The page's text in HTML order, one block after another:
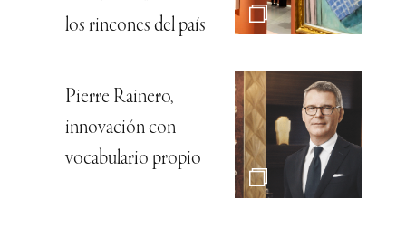
los rincones del país
Pierre Rainero,
innovación con
vocabulario propio